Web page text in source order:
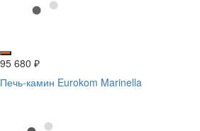
95 680 ₽
Печь-камин Eurokom Marinella